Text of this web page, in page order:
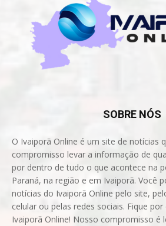
SOBRE NÓS
O Ivaiporã Online é um site de notícias
compromisso levar a informação de
por dentro de tudo o que acontece na
Paraná, na região e em Ivaiporã. Você
notícias do Ivaiporã Online pelo site,
celular ou pelas redes sociais. Fique
Ivaiporã Online! Nosso compromisso é